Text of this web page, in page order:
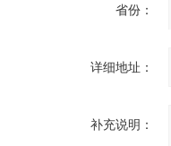
省份：
详细地址：
补充说明：